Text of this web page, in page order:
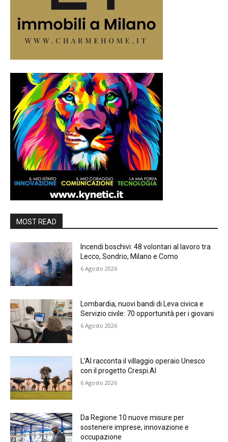
MOST READ
Incendi boschivi: 48 volontari al lavoro tra
Lecco, Sondrio, Milano e Como
6 Agosto 2026
Lombardia, nuovi bandi di Leva civica e
Servizio civile: 70 opportunità per i giovani
6 Agosto 2026
L’AI racconta il villaggio operaio Unesco
con il progetto Crespi.AI
6 Agosto 2026
Da Regione 10 nuove misure per
sostenere imprese, innovazione e
occupazione